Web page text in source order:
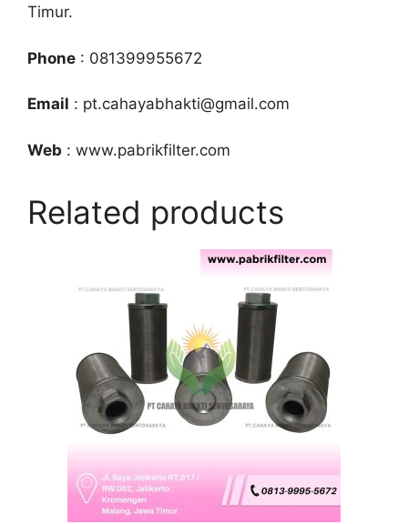
Timur.
Phone : 081399955672
Email : pt.cahayabhakti@gmail.com
Web : www.pabrikfilter.com
Related products